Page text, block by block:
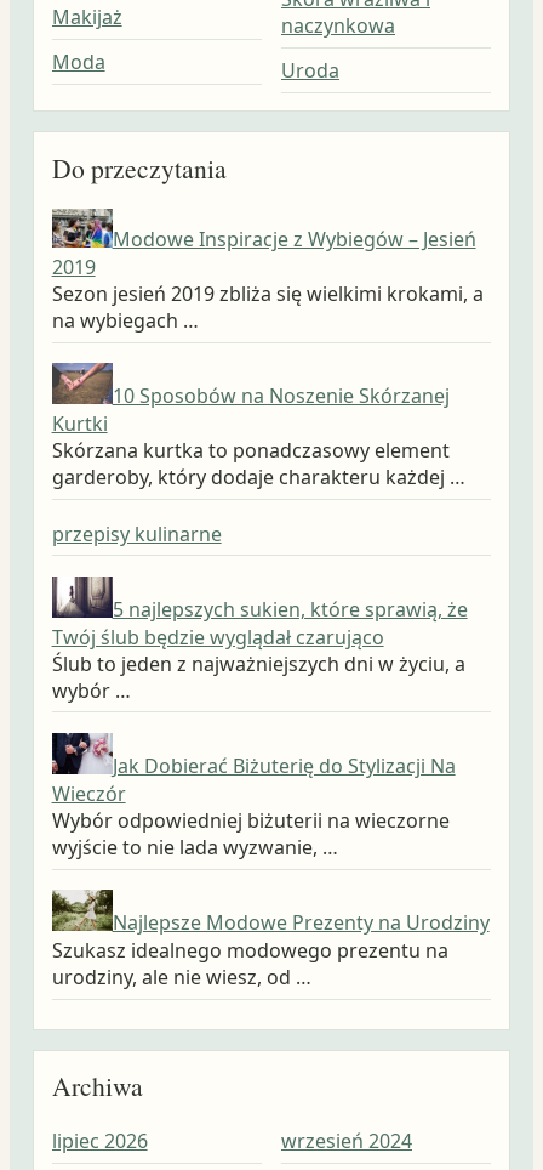
Makijaż
Moda
naczynkowa
Uroda
Do przeczytania
Modowe Inspiracje z Wybiegów – Jesień
2019
Sezon jesień 2019 zbliża się wielkimi krokami, a
na wybiegach …
10 Sposobów na Noszenie Skórzanej
Kurtki
Skórzana kurtka to ponadczasowy element
garderoby, który dodaje charakteru każdej …
przepisy kulinarne
5 najlepszych sukien, które sprawią, że
Twój ślub będzie wyglądał czarująco
Ślub to jeden z najważniejszych dni w życiu, a
wybór …
Jak Dobierać Biżuterię do Stylizacji Na
Wieczór
Wybór odpowiedniej biżuterii na wieczorne
wyjście to nie lada wyzwanie, …
Najlepsze Modowe Prezenty na Urodziny
Szukasz idealnego modowego prezentu na
urodziny, ale nie wiesz, od …
Archiwa
lipiec 2026
wrzesień 2024